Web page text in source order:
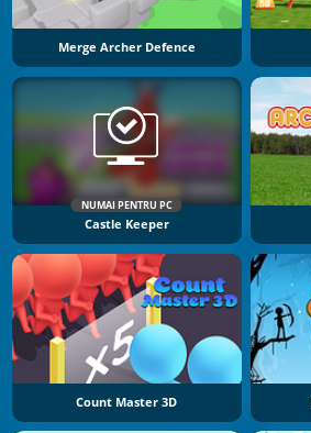
Merge Archer Defence
NUMAI PENTRU PC
Castle Keeper
Count Master 3D